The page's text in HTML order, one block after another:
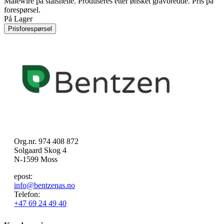
forespørsel.
På Lager
Prisforespørsel
Org.nr. 974 408 872
Solgaard Skog 4
N-1599 Moss
epost:
info@bentzenas.no
Telefon:
+47 69 24 49 40